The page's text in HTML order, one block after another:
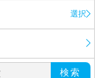
選択
検索